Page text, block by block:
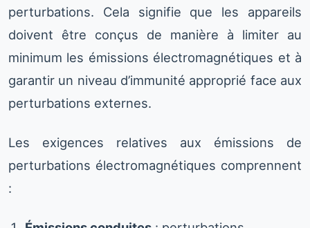
perturbations. Cela signifie que les appareils
doivent être conçus de manière à limiter au
minimum les émissions électromagnétiques et à
garantir un niveau d’immunité approprié face aux
perturbations externes.
Les exigences relatives aux émissions de
perturbations électromagnétiques comprennent
: